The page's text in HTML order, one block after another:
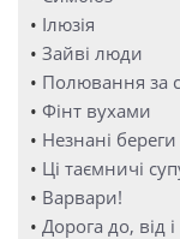
• Ілюзія
• Зайві люди
• Полювання за
• Фінт вухами
• Незнані береги
• Ці таємничі
• Варвари!
• Дорога до, від